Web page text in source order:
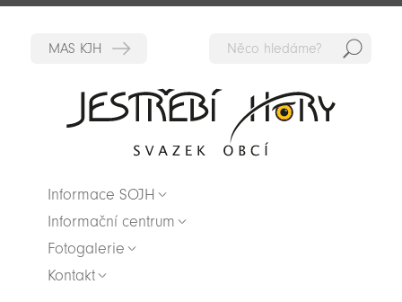
Informace SOJH
Informační centrum
Fotogalerie
Kontakt